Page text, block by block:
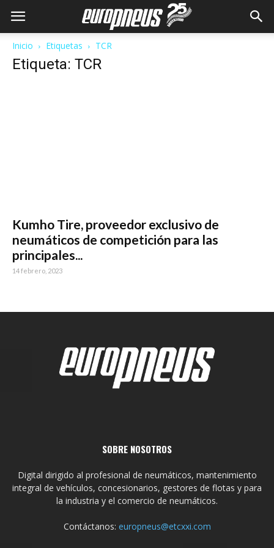
Inicio Etiquetas TCR
Etiqueta: TCR
Kumho Tire, proveedor exclusivo de
neumáticos de competición para las
principales...
14 febrero, 2023
SOBRE NOSOTROS
Digital dirigido al profesional de neumáticos, mantenimiento
integral de vehículos, concesionarios, gestores de flotas y para
la industria y el comercio de neumáticos.
Contáctanos: europneus@etcxxi.com